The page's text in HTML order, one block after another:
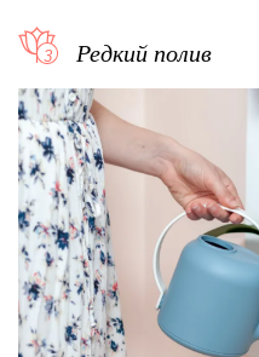
Редкий полив